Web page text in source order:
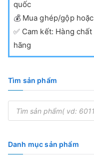
quốc
💰 Mua ghép/gộp
✅ Cam kết: Hàng
hãng
Tìm sản phẩm
T
m
ế
m
s
Danh mục sản phẩm